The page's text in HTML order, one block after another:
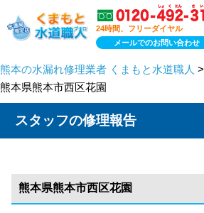
24時間、フリーダイヤル
メールでのお問い合わせ
熊本の水漏れ修理業者 くまもと水道職人 >
熊本県熊本市西区花園
スタッフの修理報告
熊本県熊本市西区花園